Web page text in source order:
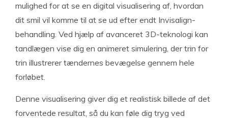
mulighed for at se en digital visualisering af, hvordan
dit smil vil komme til at se ud efter endt Invisalign-
behandling. Ved hjælp af avanceret 3D-teknologi kan
tandlægen vise dig en animeret simulering, der trin for
trin illustrerer tændernes bevægelse gennem hele
forløbet.
Denne visualisering giver dig et realistisk billede af det
forventede resultat, så du kan føle dig tryg ved